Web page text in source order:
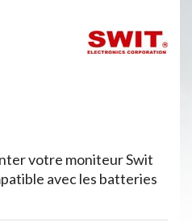
votre moniteur Swit
avec les batteries